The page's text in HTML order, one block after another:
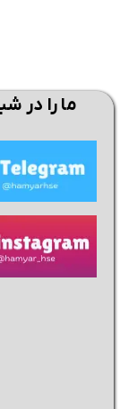
★★
ما را در